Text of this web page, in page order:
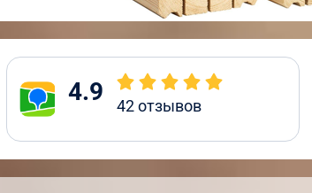
4.9 42отзывов